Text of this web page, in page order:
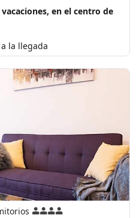
en el centro de
a la llegada